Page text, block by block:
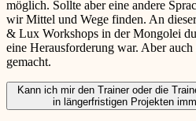
möglich. Sollte aber eine andere
wir Mittel und Wege finden. An
& Lux Workshops in der Mongolei
eine Herausforderung war. Aber
gemacht.
Kann ich mir den Trainer oder die
in längerfristigen Projekten